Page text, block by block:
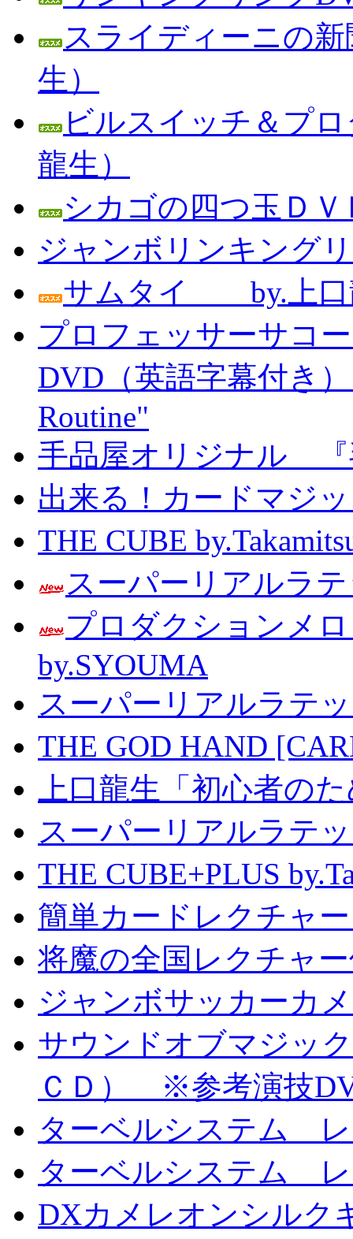
スライディーニの
生）
ビルスイッチ＆プ
龍生）
シカゴの四つ玉Ｄ
ジャンボリンキング
サムタイ by.上口
プロフェッサーサコ
DVD（英語字幕付き
Routine"
手品屋オリジナル 『
出来る！カードマジ
THE CUBE
スーパーリアルラ
プロダクションメ
by.SYOUMA
スーパーリアルラテ
THE GOD HAND
上口龍生「初心者の
スーパーリアルラテ
THE CUBE+PLUS
簡単カードレクチャ
将魔の全国レクチャ
ジャンボサッカーカ
サウンドオブマジッ
ＣＤ） ※参考演技
ターベルシステム
ターベルシステム
DXカメレオンシル